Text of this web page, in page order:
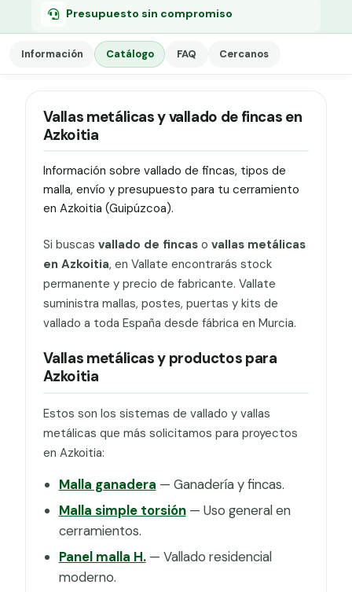
Presupuesto sin compromiso
Información Catálogo FAQ Cercanos
Vallas metálicas y vallado de fincas en
Azkoitia
Información sobre vallado de fincas, tipos de
malla, envío y presupuesto para tu cerramiento
en Azkoitia (Guipúzcoa).
Si buscas vallado de fincaso vallas metálicas
en Azkoitia, en Vallate encontrarás stock
permanente y precio de fabricante. Vallate
suministra mallas, postes, puertas y kits de
vallado a toda España desde fábrica en Murcia.
Vallas metálicas y productos para
Azkoitia
Estos son los sistemas de vallado y vallas
metálicas que más solicitamos para proyectos
en Azkoitia:
Malla ganadera — Ganadería y fincas.
Malla simple torsión— Uso general en
cerramientos.
Panel malla H.— Vallado residencial
moderno.